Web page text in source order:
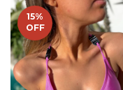
15%
OFF